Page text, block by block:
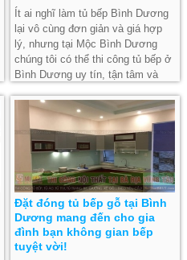
Ít ai nghĩ làm tủ bếp Bình Dương
lại vô cùng đơn giản và giá hợp
lý, nhưng tại Mộc Bình Dương
chúng tôi có thể thi công tủ bếp ở
Bình Dương uy tín, tận tâm và
Đặt đóng tủ bếp gỗ tại Bình
Dương mang đến cho gia
đình bạn không gian bếp
tuyệt vời!